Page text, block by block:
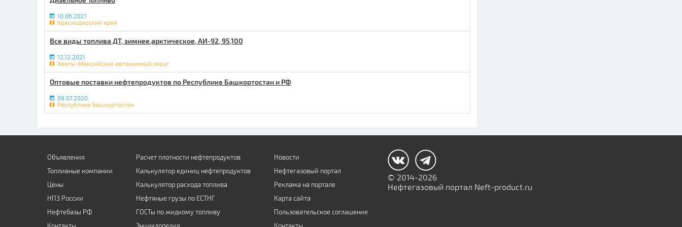
10.06.2021
Краснодарский край
Все виды топлива ДТ, зимнее,арктическое, АИ-92, 95,100
12.12.2021
Ханты-Мансийский автономный округ
Оптовые поставки нефтепродуктов по Республике Башкортостан и РФ
09.07.2020
Республика Башкортостан
Объявления
Топливные компании
Цены
НПЗ России
Нефтебазы РФ
Расчет плотности нефтепродуктов
Калькулятор единиц нефтепродуктов
Калькулятор расхода топлива
Нефтяные грузы по ЕСТНГ
ГОСТы по жидкому топливу
Новости
Нефтегазовый портал
Реклама на портале
Карта сайта
Пользовательское соглашение
© 2014-2026
Нефтегазовый портал Neft-product.ru